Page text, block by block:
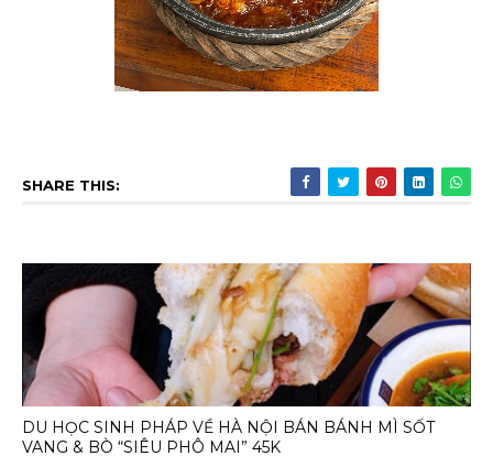
SHARE THIS:
DU HỌC SINH PHÁP VỀ HÀ NỘI BÁN BÁNH MÌ SỐT
VANG & BÒ “SIÊU PHÔ MAI” 45K